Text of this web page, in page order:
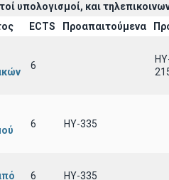
υπολογισμοί, και
ECTS Προαπαιτούμενα
6
6 HY-335
6 HY-335